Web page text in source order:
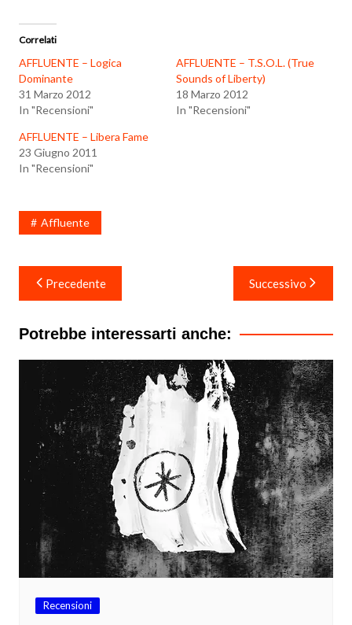
Correlati
AFFLUENTE – Logica
Dominante
31 Marzo 2012
In "Recensioni"
AFFLUENTE – T.S.O.L. (True
Sounds of Liberty)
18 Marzo 2012
In "Recensioni"
AFFLUENTE – Libera Fame
23 Giugno 2011
In "Recensioni"
Affluente
Navigazione
articoli
Precedente Successivo
Potrebbe interessarti anche:
Recensioni